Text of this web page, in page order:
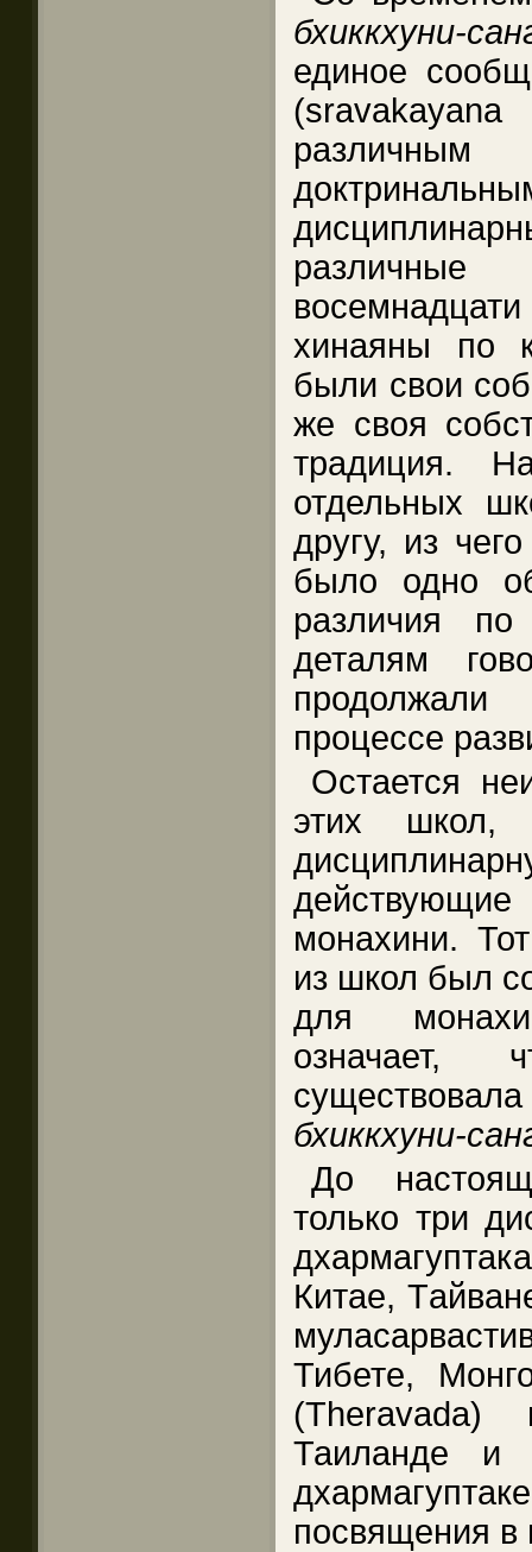
бхиккхуни-
единое
хинаяны по
были свои
же своя
традиция.
отдельных
другу, из
было одно
различия
деталям
процессе
Остается
этих школ,
монахини.
из школ был
для
бхиккхуни-
До
только три
Китае,
Тибете,
Таиланде
посвящения в